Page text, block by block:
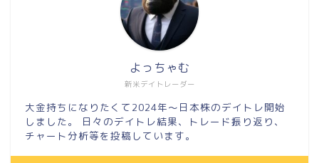
新米デイトレーダー
よっちゃむ
大金持ちになりたくて2024年～日本株のデイトレ開始
しました。 日々のデイトレ結果、トレード振り返り、
チャート分析等を投稿しています。